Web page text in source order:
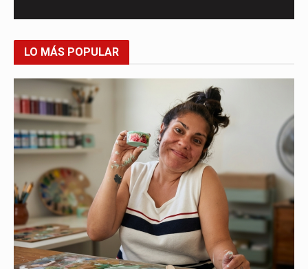
LO MÁS POPULAR